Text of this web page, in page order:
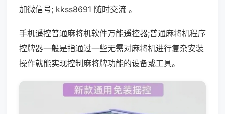
加微信号; kkss8691 随时交流 。
手机遥控普通麻将机软件万能遥控器;普通麻将机程序
控牌器一般是指通过一些无需对麻将机进行复杂安装
操作就能实现控制麻将牌功能的设备或工具。